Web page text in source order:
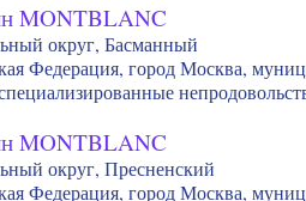
MONTBLANC
округ, Басманный
Федерация, город Москва,
MONTBLANC
округ, Пресненский
Федерация, город Москва,